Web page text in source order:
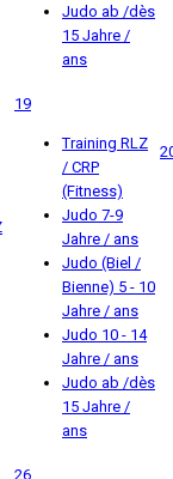
Judo ab /dès
15 Jahre /
ans
19
Training RLZ
/ CRP
(Fitness)
Judo 7-9
Jahre / ans
Judo (Biel /
Bienne) 5 - 10
Jahre / ans
Judo 10 - 14
Jahre / ans
Judo ab /dès
15 Jahre /
ans
26